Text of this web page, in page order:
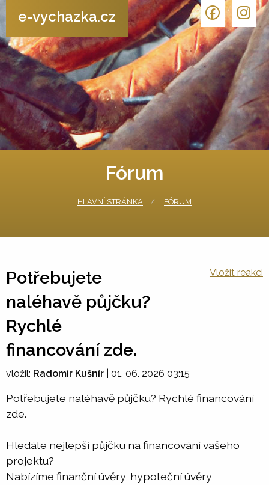
e-vychazka.cz
Fórum
HLAVNÍ STRÁNKA FÓRUM
Potřebujete
naléhavě půjčku?
Rychlé
financování zde.
Vložit reakci
vložil: Radomir Kušnír 01. 06. 2026 03:15
Potřebujete naléhavě půjčku? Rychlé financování
zde.
Hledáte nejlepší půjčku na financování vašeho
projektu?
Nabízíme finanční úvěry, hypoteční úvěry,